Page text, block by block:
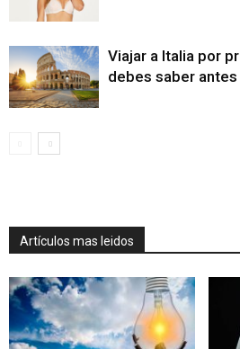
Viajar a Italia por
debes saber
Artículos mas leidos